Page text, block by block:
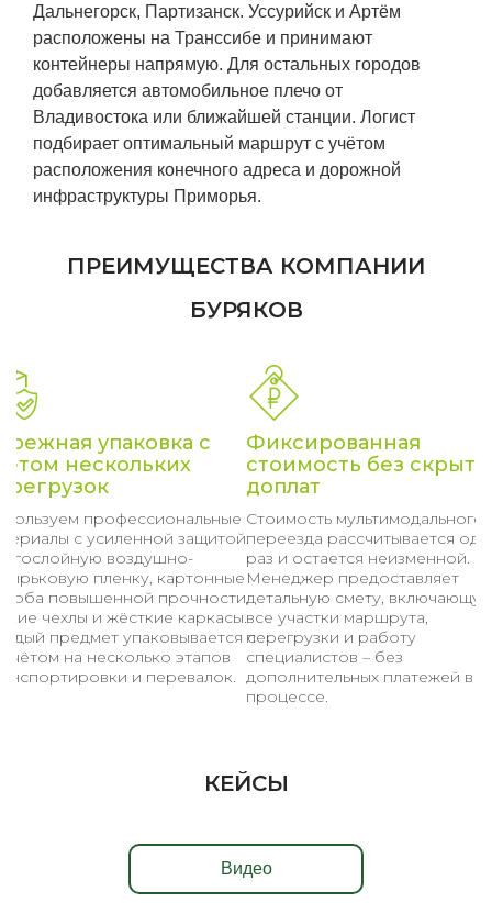
Дальнегорск, Партизанск. Уссурийск и Артём
расположены на Транссибе и принимают
контейнеры напрямую. Для остальных городов
добавляется автомобильное плечо от
Владивостока или ближайшей станции. Логист
подбирает оптимальный маршрут с учётом
расположения конечного адреса и дорожной
инфраструктуры Приморья.
ПРЕИМУЩЕСТВА КОМПАНИИ
БУРЯКОВ
упаковка с
нескольких
профессиональные
с усиленной защитой:
воздушно-
пленку, картонные
повышенной прочности,
чехлы и жёсткие каркасы.
предмет упаковывается с
на несколько этапов
и перевалок.
Фиксированная
стоимость без
доплат
Стоимость мультимодального
переезда рассчитывается
раз и остается неизменной.
Менеджер предоставляет
детальную смету,
все участки маршрута,
перегрузки и работу
специалистов – без
дополнительных платежей в
процессе.
КЕЙСЫ
Видео